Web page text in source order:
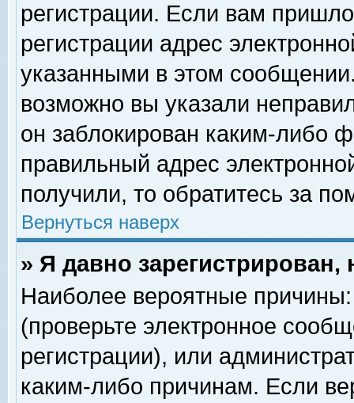
регистрации. Если вам
регистрации адрес
указанными в этом
возможно вы указали
он заблокирован каким-либо
правильный адрес
получили, то обратитесь за
Вернуться наверх
» Я давно
Наиболее вероятные
(проверьте электронное
регистрации), или
каким-либо причинам. Если